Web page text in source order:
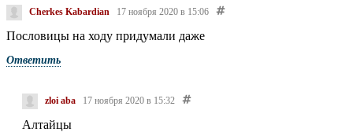
Cherkes Kabardian 17 ноября 2020 в 15:06
Пословицы на ходу придумали даже
Ответить
zloi aba 17 ноября 2020 в 15:32
Алтайцы